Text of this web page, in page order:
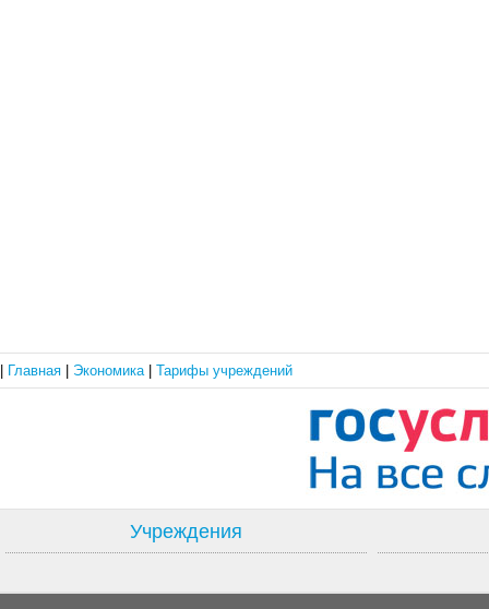
Главная Экономика Тарифы учреждений
Учреждения